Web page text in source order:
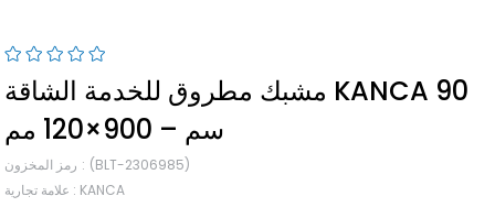
مشبك مطروق للخدمة الشاقة KANCA 90
سم – 900×120 مم
رمز المخزون
(BLT-2306985)
علامة تجارية : KANCA